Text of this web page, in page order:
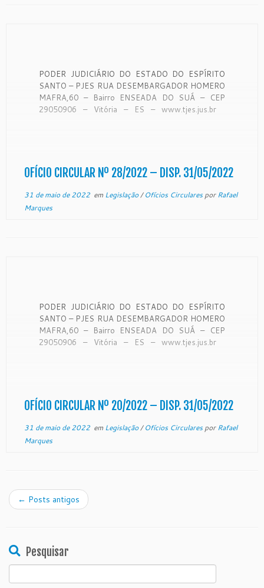
PODER JUDICIÁRIO DO ESTADO DO ESPÍRITO
SANTO – PJES RUA DESEMBARGADOR HOMERO
MAFRA,60 – Bairro ENSEADA DO SUÁ – CEP
29050906 – Vitória – ES – www.tjes.jus.br
OFÍCIO CIRCULAR Nº 28/2022 – DISP. 31/05/2022
31 de maio de 2022em Legislação/Ofícios CircularesporRafael
Marques
PODER JUDICIÁRIO DO ESTADO DO ESPÍRITO
SANTO – PJES RUA DESEMBARGADOR HOMERO
MAFRA,60 – Bairro ENSEADA DO SUÁ – CEP
29050906 – Vitória – ES – www.tjes.jus.br
OFÍCIO CIRCULAR Nº 20/2022 – DISP. 31/05/2022
31 de maio de 2022em Legislação/Ofícios CircularesporRafael
Marques
← Posts antigos
Pesquisar
for: